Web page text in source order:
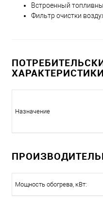
Встроенный
Фильтр очистки
Назначение
Мощность обогрева, кВт: